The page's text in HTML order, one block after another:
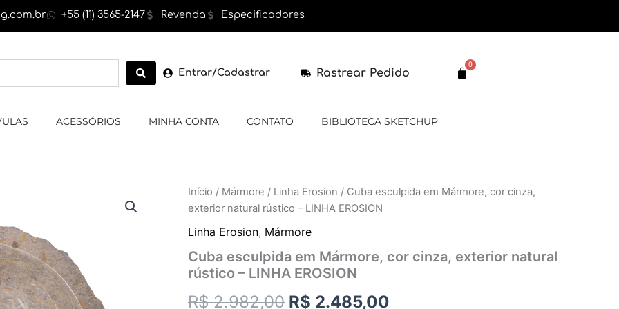
+55 (11) 3565-2147 Revenda Especificadores
Entrar/Cadastrar Rastrear Pedido
0
Carrinho
ACESSÓRIOS MINHA CONTA CONTATO BIBLIOTECA SKETCHUP
Início / Mármore / Linha Erosion / Cuba esculpida em Mármore, cor cinza,
exterior natural rústico – LINHA EROSION
Linha Erosion, Mármore
Cuba esculpida em Mármore, cor cinza, exterior natural
rústico – LINHA EROSION
R$2.982,00
O
original
era:
R$ 2.982,00.
R$ 2.485,00
O
atual
Cuba
esculpida
Mármore,
cinza,
exterior
rústico